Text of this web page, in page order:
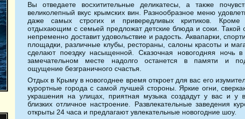
Вы отведаете восхитительные деликатесы, а также
великолепный вкус крымских вин. Разнообразное меню
даже самых строгих и привередливых критиков. Кроме
отдыхающим с семьей предложат детские блюда и соки. Такой
непременно доставит удовольствие и радость. Аквапарки,
площадки, различные клубы, рестораны, салоны красоты и
сделают поездку насыщенной. Сказочная новогодняя ночь в
замечательном месте надолго останется в памяти и
ощущение безграничного счастья.
Отдых в Крыму в новогоднее время откроет для вас его
курортные города с самой лучшей стороны. Яркие огни,
украшения на улицах, приятная музыка создадут у вас и у
близких отличное настроение. Развлекательные заведения
открыты 24 часа и предлагают увлекательные новогодние шоу.